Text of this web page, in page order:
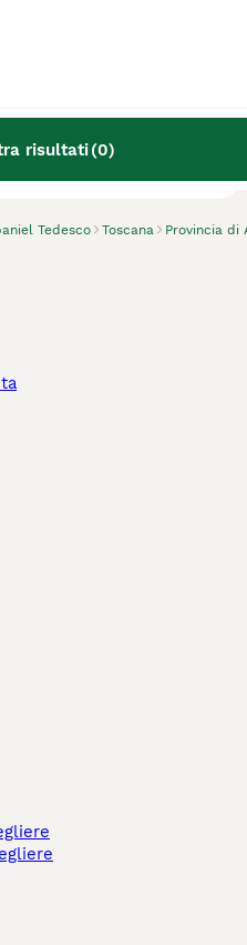
risultati(0)
Tedesco Toscana Provincia di
di Spaniel
Bucine.